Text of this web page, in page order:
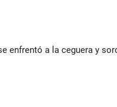
enfrentó a la ceguera y